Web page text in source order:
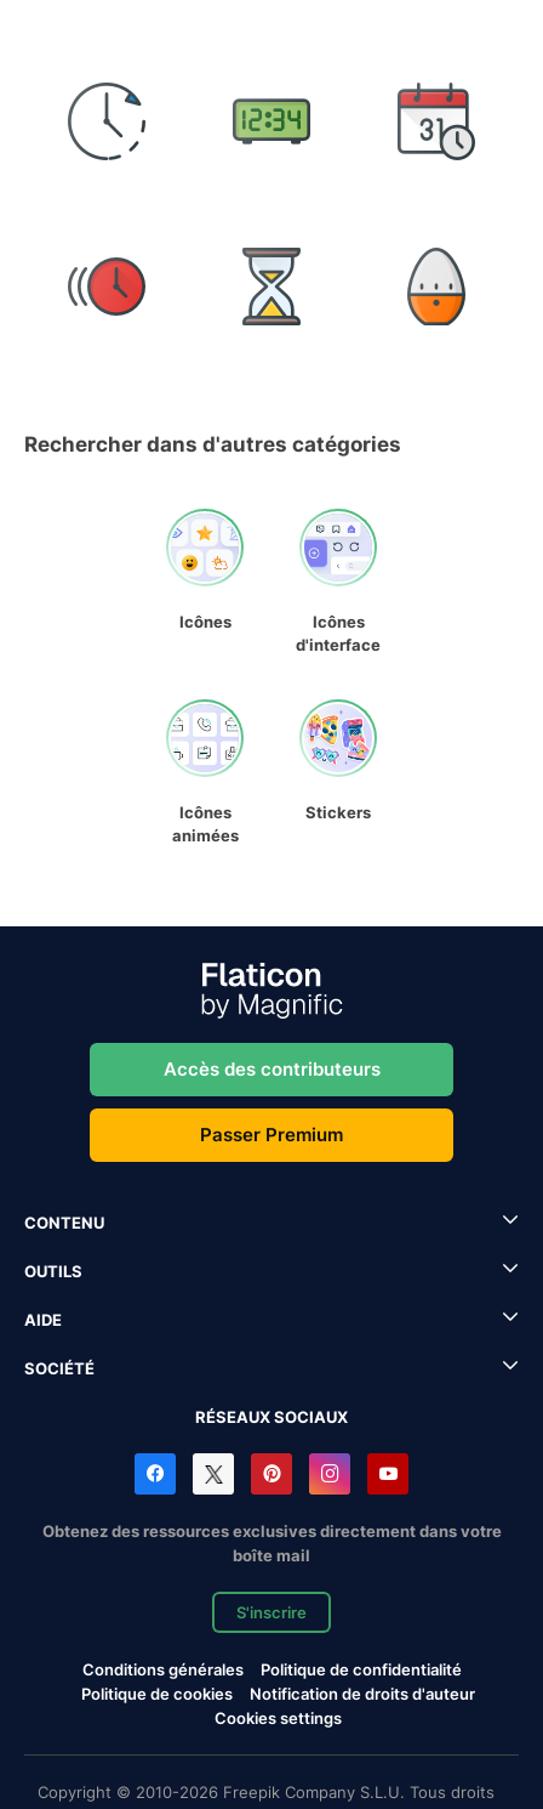
Rechercher dans d'autres catégories
Icônes
Icônes
d'interface
Icônes
animées
Stickers
Accès des contributeurs
Passer Premium
CONTENU
OUTILS
AIDE
SOCIÉTÉ
RÉSEAUX SOCIAUX
Obtenez des ressources exclusives directement dans votre
boîte mail
S'inscrire
Conditions générales
Politique de confidentialité
Politique de cookies
Notification de droits d'auteur
Cookies settings
Copyright © 2010-2026 Freepik Company S.L.U. Tous droits